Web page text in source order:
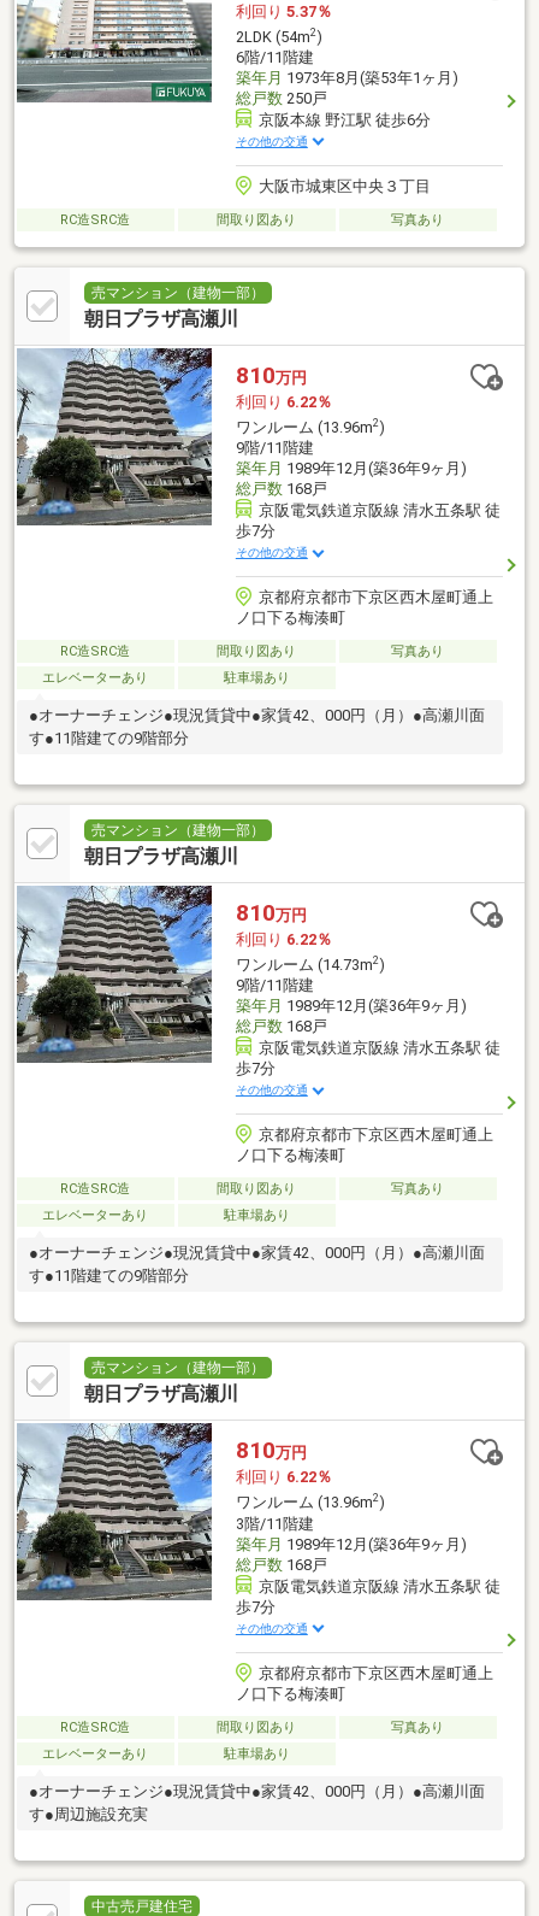
利回り 5.37％
2LDK (54m2)
6階/11階建
築年月 1973年8月(築53年1ヶ月)
総戸数250戸
京阪本線 野江駅 徒歩6分
その他の交通
大阪市城東区中央３丁目
RC造SRC造 間取り図あり 写真あり
売マンション（建物一部）
朝日プラザ高瀬川
810万円
利回り 6.22％
ワンルーム (13.96m2)
9階/11階建
築年月 1989年12月(築36年9ヶ月)
総戸数168戸
京阪電気鉄道京阪線 清水五条駅 徒
歩7分
その他の交通
京都府京都市下京区西木屋町通上
ノ口下る梅湊町
RC造SRC造 間取り図あり
写真あり
エレベーターあり
駐車場あり
●オーナーチェンジ●現況賃貸中●家賃42、000円（月）●高瀬川面
す●11階建ての9階部分
売マンション（建物一部）
朝日プラザ高瀬川
810万円
利回り 6.22％
ワンルーム (14.73m2)
9階/11階建
築年月 1989年12月(築36年9ヶ月)
総戸数168戸
京阪電気鉄道京阪線 清水五条駅 徒
歩7分
その他の交通
京都府京都市下京区西木屋町通上
ノ口下る梅湊町
RC造SRC造 間取り図あり
写真あり
エレベーターあり
駐車場あり
●オーナーチェンジ●現況賃貸中●家賃42、000円（月）●高瀬川面
す●11階建ての9階部分
売マンション（建物一部）
朝日プラザ高瀬川
810万円
利回り 6.22％
ワンルーム (13.96m2)
3階/11階建
築年月 1989年12月(築36年9ヶ月)
総戸数168戸
京阪電気鉄道京阪線 清水五条駅 徒
歩7分
その他の交通
京都府京都市下京区西木屋町通上
ノ口下る梅湊町
RC造SRC造 間取り図あり
写真あり
エレベーターあり
駐車場あり
●オーナーチェンジ●現況賃貸中●家賃42、000円（月）●高瀬川面
す●周辺施設充実
中古売戸建住宅